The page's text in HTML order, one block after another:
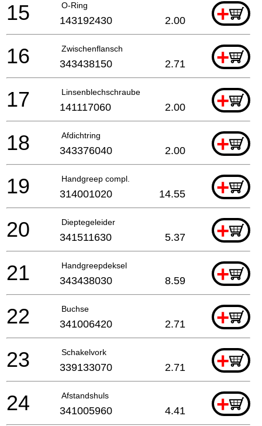
O-Ring +
15 143192430 2.00
Zwischenflansch +
16 343438150 2.71
Linsenblechschraube +
17 141117060 2.00
Afdichtring +
18 343376040 2.00
Handgreep compl. +
19 314001020 14.55
Dieptegeleider +
20 341511630 5.37
Handgreepdeksel +
21 343438030 8.59
Buchse +
22 341006420 2.71
Schakelvork +
23 339133070 2.71
Afstandshuls +
24 341005960 4.41